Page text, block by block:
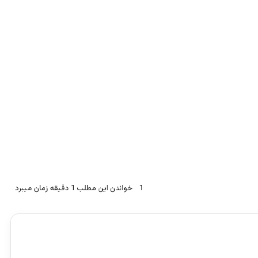
1 خواندن این مطلب 1 دقیقه زمان میبرد